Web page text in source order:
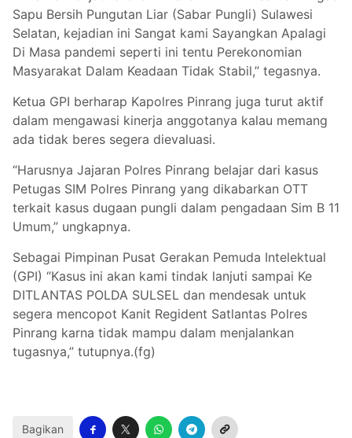
Sapu Bersih Pungutan Liar (Sabar Pungli) Sulawesi
Selatan, kejadian ini Sangat kami Sayangkan Apalagi
Di Masa pandemi seperti ini tentu Perekonomian
Masyarakat Dalam Keadaan Tidak Stabil,” tegasnya.
Ketua GPI berharap Kapolres Pinrang juga turut aktif
dalam mengawasi kinerja anggotanya kalau memang
ada tidak beres segera dievaluasi.
“Harusnya Jajaran Polres Pinrang belajar dari kasus
Petugas SIM Polres Pinrang yang dikabarkan OTT
terkait kasus dugaan pungli dalam pengadaan Sim B 11
Umum,” ungkapnya.
Sebagai Pimpinan Pusat Gerakan Pemuda Intelektual
(GPI) “Kasus ini akan kami tindak lanjuti sampai Ke
DITLANTAS POLDA SULSEL dan mendesak untuk
segera mencopot Kanit Regident Satlantas Polres
Pinrang karna tidak mampu dalam menjalankan
tugasnya,” tutupnya.(fg)
Bagikan